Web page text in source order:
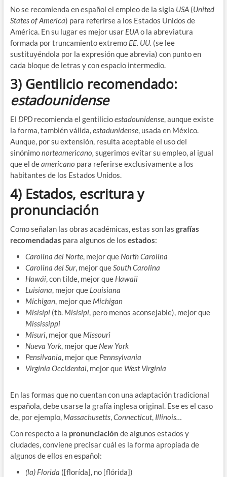
No se recomienda en español el empleo de la sigla USA (United
States of America) para referirse a los Estados Unidos de
América. En su lugar es mejor usar EUAo la abreviatura
formada por truncamiento extremo EE. UU. (se lee
sustituyéndola por la expresión que abrevia) con punto en
cada bloque de letras y con espacio intermedio.
3) Gentilicio recomendado:
estadounidense
El DPDrecomienda el gentilicioestadounidense, aunque existe
la forma, también válida, estadunidense, usada en México.
Aunque, por su extensión, resulta aceptable el uso del
sinónimonorteamericano, sugerimos evitar su empleo, al igual
que el deamericano para referirse exclusivamente a los
habitantes de los Estados Unidos.
4) Estados, escritura y
pronunciación
Como señalan las obras académicas, estas son las grafías
recomendadas para algunos de los estados:
Carolina del Norte, mejor que North Carolina
Carolina del Sur, mejor que South Carolina
Hawái, con tilde, mejor que Hawaii
Luisiana , mejor que Louisiana
Míchigan, mejor que Michigan
Misisipi(tb. Misisipí, pero menos aconsejable), mejor que
Mississippi
Misuri, mejor que Missouri
Nueva York, mejor que New York
Pensilvania , mejor que Pennsylvania
Virginia Occidental, mejor que West Virginia
En las formas que no cuentan con una adaptación tradicional
española, debe usarse la grafía inglesa original. Ese es el caso
de, por ejemplo, Massachusetts, Connecticut, Illinois…
Con respecto a la pronunciación de algunos estados y
ciudades, conviene precisar cuál es la forma apropiada de
algunos de ellos en español:
(la) Florida ([florída], no [flórida])